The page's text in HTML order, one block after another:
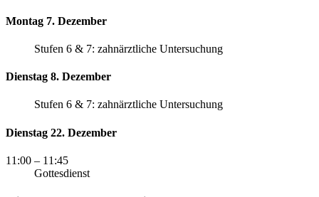
Montag 7. Dezember
Stufen 6 & 7: zahnärztliche Untersuchung
Dienstag 8. Dezember
Stufen 6 & 7: zahnärztliche Untersuchung
Dienstag 22. Dezember
11:00 – 11:45
Gottesdienst